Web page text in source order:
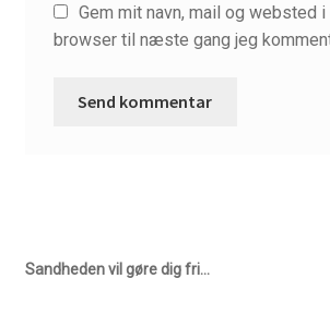
Gem mit navn, mail og websted i
browser til næste gang jeg
Sandheden vil gøre dig fri…